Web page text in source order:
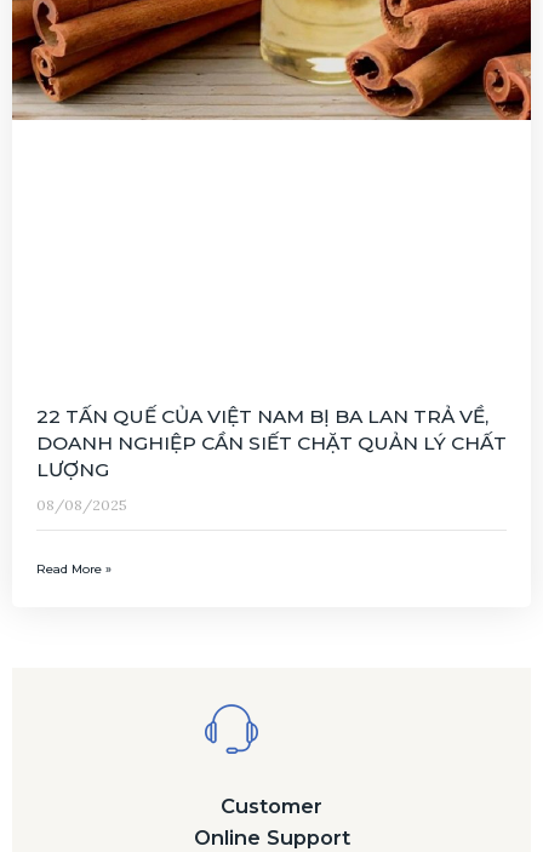
22 TẤN QUẾ CỦA VIỆT NAM BỊ BA LAN TRẢ VỀ,
DOANH NGHIỆP CẦN SIẾT CHẶT QUẢN LÝ CHẤT
LƯỢNG
08/08/2025
Read More »
Customer
Online Support